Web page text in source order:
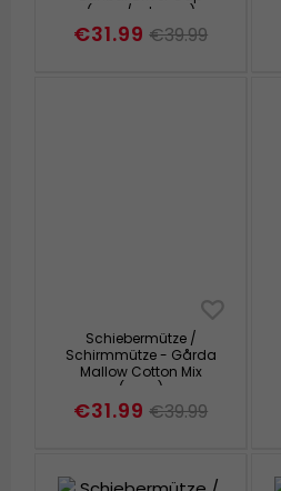
(grau/schwarz)
€31.99 €39.99
Schiebermütze /
Schirmmütze - Gårda
Mallow Cotton Mix
(grau)
€31.99 €39.99